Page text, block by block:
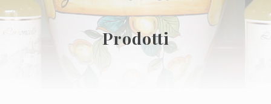
Prodotti